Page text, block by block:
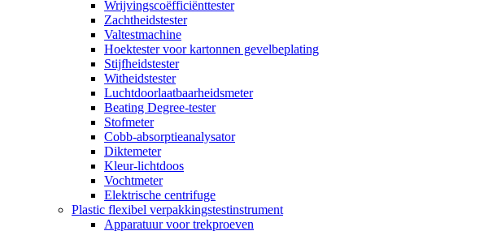
Wrijvingscoëfficiënttester
Zachtheidstester
Valtestmachine
Hoektester voor kartonnen gevelbeplating
Stijfheidstester
Witheidstester
Luchtdoorlaatbaarheidsmeter
Beating Degree-tester
Stofmeter
Cobb-absorptieanalysator
Diktemeter
Kleur-lichtdoos
Vochtmeter
Elektrische centrifuge
Plastic flexibel verpakkingstestinstrument
Apparatuur voor trekproeven